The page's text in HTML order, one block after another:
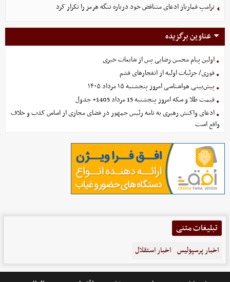
ترامپ قمارباز ادعای متناقض خود درباره تنگه هرمز را تکرار کرد
عناوین برگزیده
اولین پیام محسن رضایی پس از شایعات خبری
فوری/ جزئیات اولیه از انفجارهای قشم
پیش‌بینی هواشناسی امروز پنجشنبه ۱۵ مرداد ۱۴۰۵
قیمت طلا و سکه امروز پنجشنبه 15 مرداد 1405+ جدول
ادعای واکنش رهبری به نامه رئیس جمهور در فضای مجازی از اساس کذب و خلاف
واقع است
تبلیغات متنی
اخبار پرسپولیس اخبار استقلال